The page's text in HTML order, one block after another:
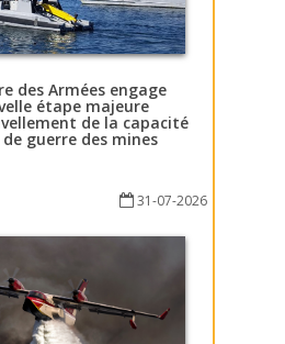
des Armées engage
étape majeure
de la capacité
guerre des mines
31-07-2026